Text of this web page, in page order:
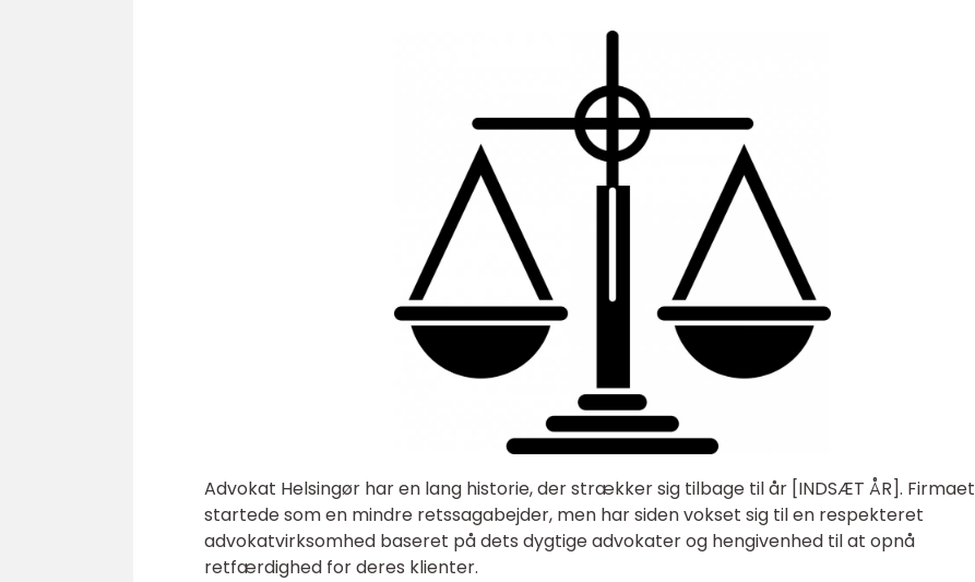
Advokat Helsingør har en lang historie, der strækker sig tilbage til år [INDSÆT ÅR]. Firmaet
startede som en mindre retssagabejder, men har siden vokset sig til en respekteret
advokatvirksomhed baseret på dets dygtige advokater og hengivenhed til at opnå
retfærdighed for deres klienter.